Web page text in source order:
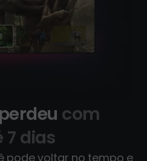
com
7 dias
pode voltar no tempo e